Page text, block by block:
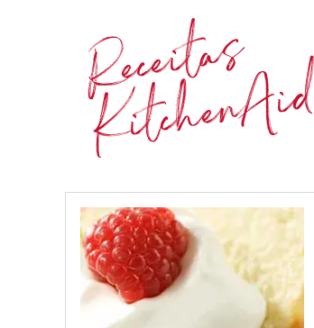
Receitas
KitchenAid